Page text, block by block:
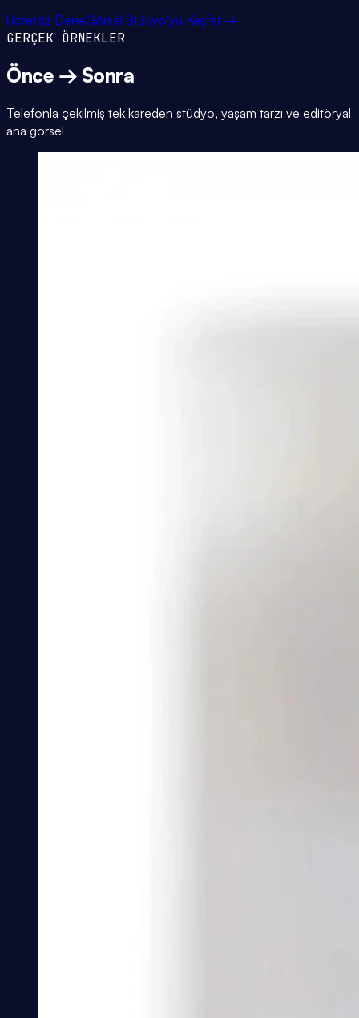
Ücretsiz DeneGörsel Stüdyo'yu Keşfet →
GERÇEK ÖRNEKLER
Önce → Sonra
Telefonla çekilmiş tek kareden stüdyo, yaşam tarzı ve editöryal
ana görsel